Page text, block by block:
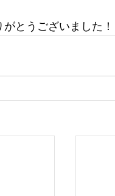
とうございました！